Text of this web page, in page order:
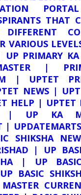
THAT
VARIOUS
UP PRIMARY
|
| UPTET
NEWS |
HELP | UPTET
| UP KA
|
SHIKSHA
| UP
| UP
BASIC